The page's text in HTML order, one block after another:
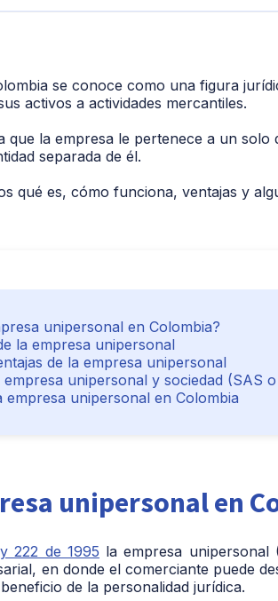
se conoce como una figura
activos a actividades mercantiles.
que la empresa le pertenece a un solo
separada de él.
qué es, cómo funciona, ventajas y
unipersonal en Colombia?
la empresa unipersonal
de la empresa unipersonal
unipersonal y sociedad (SAS o
unipersonal en Colombia
unipersonal en
222 de 1995 laempresa
en donde el comerciante puede
de la personalidad jurídica.